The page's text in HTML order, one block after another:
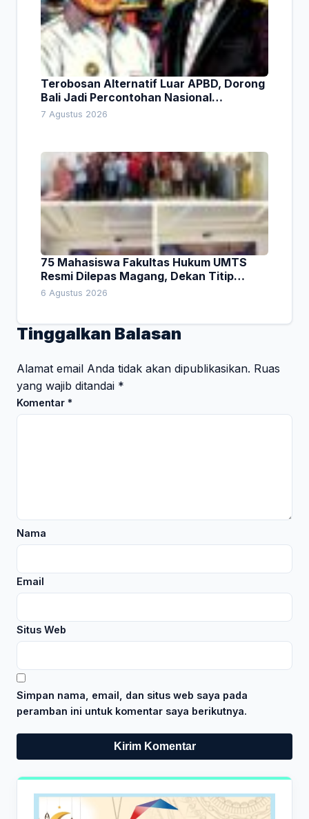
Terobosan Alternatif Luar APBD, Dorong
Bali Jadi Percontohan Nasional
Pembiayaan Daerah
7 Agustus 2026
75 Mahasiswa Fakultas Hukum UMTS
Resmi Dilepas Magang, Dekan Titip
Empat Pesan Penting
6 Agustus 2026
Tinggalkan Balasan
Alamat email Anda tidak akan dipublikasikan. Ruas
yang wajib ditandai *
Komentar *
Nama
Email
Situs Web
Simpan nama, email, dan situs web saya pada
peramban ini untuk komentar saya berikutnya.